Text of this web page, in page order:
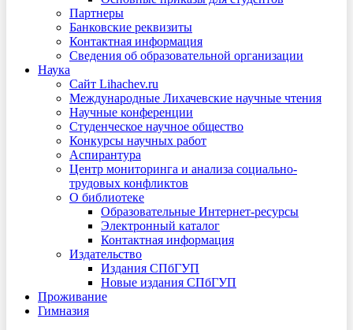
Партнеры
Банковские реквизиты
Контактная информация
Сведения об образовательной организации
Наука
Сайт Lihachev.ru
Международные Лихачевские научные чтения
Научные конференции
Студенческое научное общество
Конкурсы научных работ
Аспирантура
Центр мониторинга и анализа социально-
трудовых конфликтов
О библиотеке
Образовательные Интернет-ресурсы
Электронный каталог
Контактная информация
Издательство
Издания СПбГУП
Новые издания СПбГУП
Проживание
Гимназия